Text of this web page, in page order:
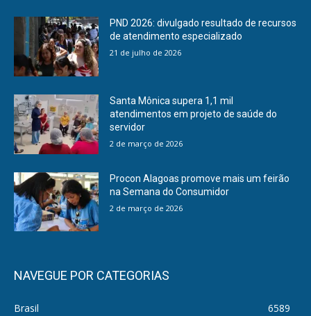
PND 2026: divulgado resultado de recursos
de atendimento especializado
21 de julho de 2026
Santa Mônica supera 1,1 mil
atendimentos em projeto de saúde do
servidor
2 de março de 2026
Procon Alagoas promove mais um feirão
na Semana do Consumidor
2 de março de 2026
NAVEGUE POR CATEGORIAS
Brasil
6589